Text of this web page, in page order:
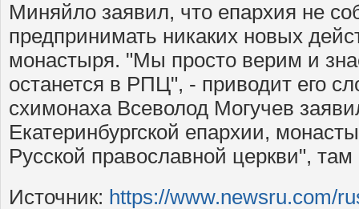
Миняйло заявил, что епархия не
предпринимать никаких новых
монастыря. "Мы просто верим и
останется в РПЦ", - приводит его
схимонаха Всеволод Могучев
Екатеринбургской епархии,
Русской православной церкви",
Источник: https://www.newsru.com/